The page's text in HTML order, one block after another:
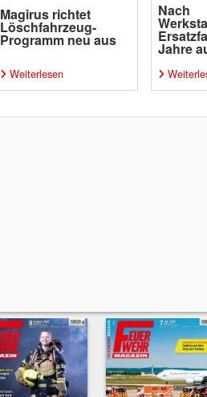
Magirus richtet
Löschfahrzeug-
Programm neu aus
Weiterlesen
Nach
Jahre